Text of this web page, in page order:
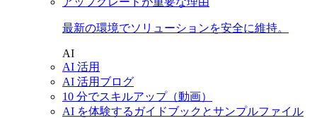
最新の環境でソリューションを安全に維持。
AI
AI 活用
AI 活用ブログ
10 分でスキルアップ（動画）
AI を体験するガイドブックとサンプルファイル